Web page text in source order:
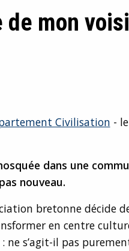
de mon
Civilisation - le
dans une
nouveau.
bretonne décide
en centre
: ne s’agit-il pas